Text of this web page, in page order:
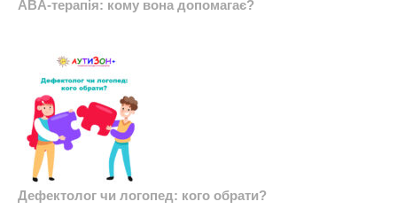
ABA-терапія: кому вона допомагає?
Дефектолог чи логопед: кого обрати?